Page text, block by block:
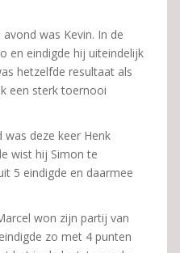
was Kevin. In de
en eindigde hij uiteindelijk
hetzelfde resultaat als
een sterk toernooi
was deze keer Henk
wist hij Simon te
5 eindigde en daarmee
won zijn partij van
zo met 4 punten